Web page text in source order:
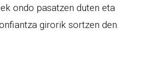
ondo pasatzen duten eta
girorik sortzen den.